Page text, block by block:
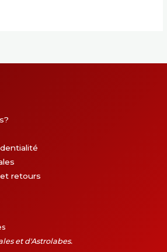
retours
et d'Astrolabes.